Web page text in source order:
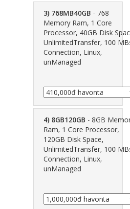
3) 768MB40GB - 768
Memory Ram, 1 Core
Processor, 40GB Disk
UnlimitedTransfer, 100
Connection, Linux,
unManaged
4) 8GB120GB - 8GB
Ram, 1 Core Processor,
120GB Disk Space,
UnlimitedTransfer, 100
Connection, Linux,
unManaged